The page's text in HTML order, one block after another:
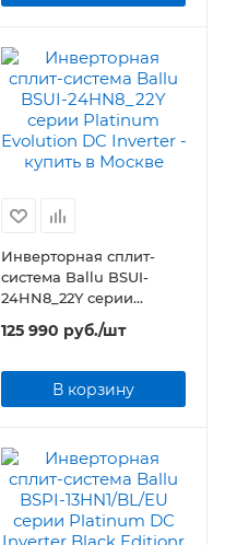
Инверторная сплит-
система Ballu BSUI-
24HN8_22Y серии
Platinum Evolution DC
Inverter
125 990 руб./шт
В корзину